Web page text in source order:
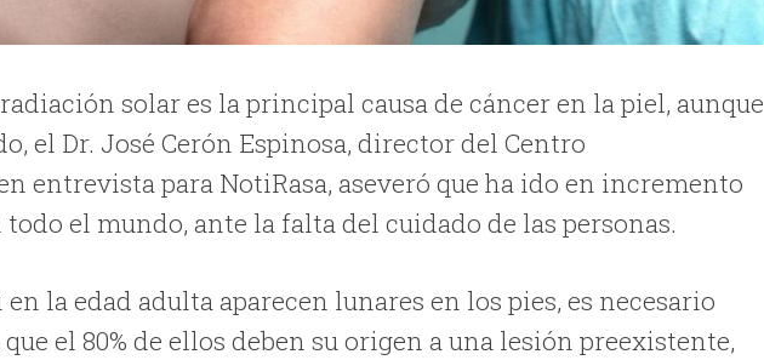
solar es la principal causa de cáncer en la piel, aunque
el Dr. José Cerón Espinosa, director del Centro
entrevista para NotiRasa, aseveró que ha ido en incremento
el mundo, ante la falta del cuidado de las personas.
la edad adulta aparecen lunares en los pies, es necesario
el 80% de ellos deben su origen a una lesión preexistente,